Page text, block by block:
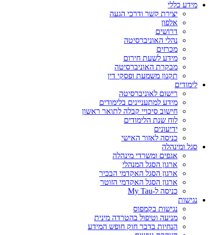
מידע כללי
יצירת קשר ודרכי הגעה
אלפון
דרושים
נהלי האוניברסיטה
מכרזים
מידע לשעת חירום
מבקרת האוניברסיטה
תקנון משמעת ופסקי דין
לימודים
רישום לאוניברסיטה
מידע למתעניינים בלימודים
חישוב סיכויי קבלה לתואר ראשון
לוח שנת הלימודים
ידיעונים
כניסה לאזור האישי
סגל ומינהלה
אגפים ומשרדי מינהלה
ארגון הסגל המנהלי
ארגון הסגל האקדמי הבכיר
ארגון הסגל האקדמי הזוטר
כניסה ל-My Tau
נגישות
נגישות בקמפוס
מניעה וטיפול בהטרדה מינית
הנחיות בדבר חוק חופש המידע